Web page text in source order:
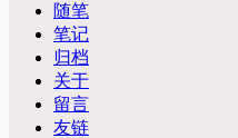
随笔
笔记
归档
关于
留言
友链